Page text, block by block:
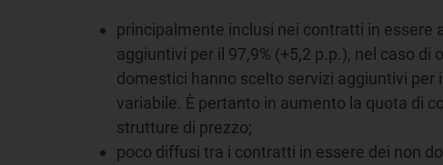
principalmente inclusi nei contratti in essere
aggiuntivi per il 97,9% (+5,2 p.p.), nel caso
domestici hanno scelto servizi aggiuntivi per
variabile. È pertanto in aumento la quota di
strutture di prezzo;
poco diffusi tra i contratti in essere dei non